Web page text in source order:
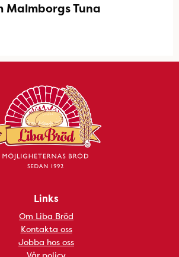
Malmborgs Tuna
Links
Om Liba Bröd
Kontakta oss
Jobba hos oss